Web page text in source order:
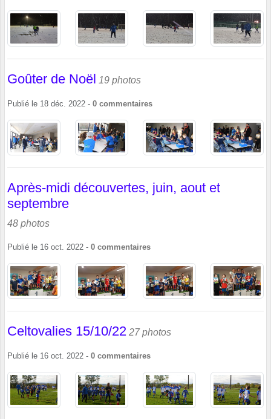
Goûter de Noël 19 photos
Publié le 18 déc. 2022 - 0 commentaires
Après-midi découvertes, juin, aout et
septembre
48 photos
Publié le 16 oct. 2022 - 0 commentaires
Celtovalies 15/10/22 27 photos
Publié le 16 oct. 2022 - 0 commentaires